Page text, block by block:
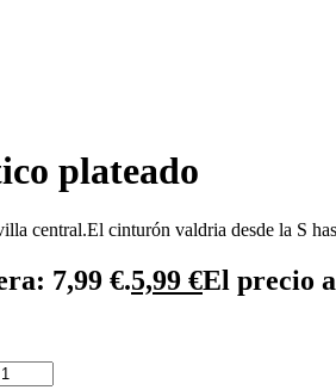
plateado
central.El cinturón valdria desde la S
7,99 €.5,99 €El precio